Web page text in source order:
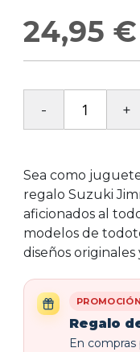
24,95 €
Sea como
regalo Suzuki
aficionados al
modelos de
diseños originales
PROMOCIÓN
Regalo
En compras